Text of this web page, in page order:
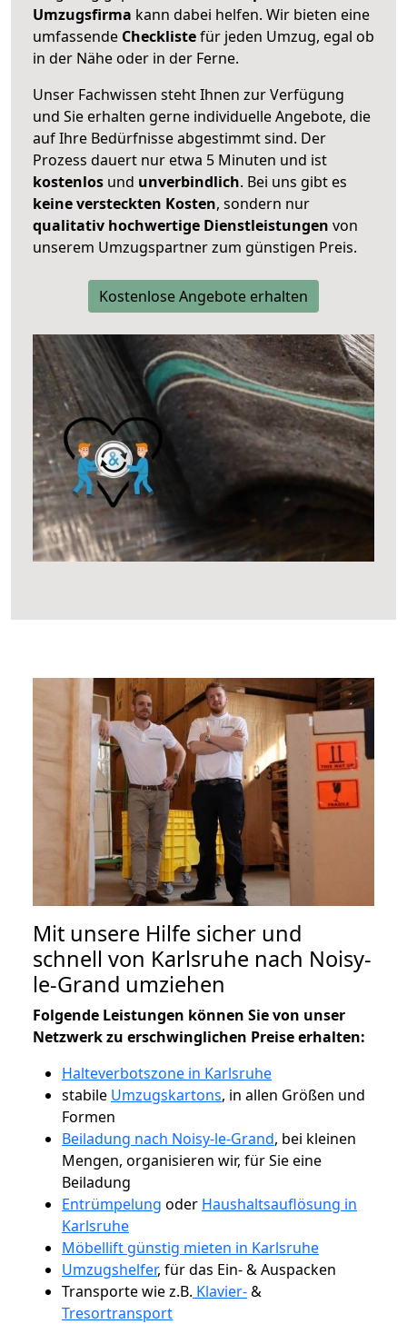
Umzugsfirma kann dabei helfen. Wir bieten eine
umfassende Checklistefür jeden Umzug, egal ob
in der Nähe oder in der Ferne.
Unser Fachwissen steht Ihnen zur Verfügung
und Sie erhalten gerne individuelle Angebote, die
auf Ihre Bedürfnisse abgestimmt sind. Der
Prozess dauert nur etwa 5 Minuten und ist
kostenlos und unverbindlich. Bei uns gibt es
keine versteckten Kosten, sondern nur
qualitativ hochwertige Dienstleistungen von
unserem Umzugspartner zum günstigen Preis.
Kostenlose Angebote erhalten
Mit unsere Hilfe sicher und
schnell von Karlsruhe nach Noisy-
le-Grand umziehen
Folgende Leistungen können Sie von unser
Netzwerk zu erschwinglichen Preise erhalten:
Halteverbotszone in Karlsruhe
stabile Umzugskartons, in allen Größen und
Formen
Beiladung nach Noisy-le-Grand, bei kleinen
Mengen, organisieren wir, für Sie eine
Beiladung
Entrümpelung oder Haushaltsauflösung in
Karlsruhe
Möbellift günstig mieten in Karlsruhe
Umzugshelfer, für das Ein- & Auspacken
Transporte wie z.B. Klavier-&
Tresortransport